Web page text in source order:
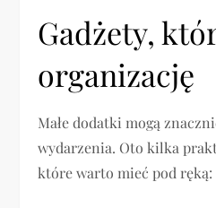
Gadżety,
organizację
Małe dodatki mogą
wydarzenia. Oto kilka
które warto mieć pod ręką: